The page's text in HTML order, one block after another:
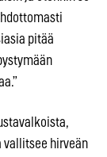
pitää
vallitsee hirveän